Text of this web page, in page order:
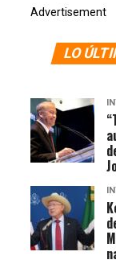
Advertisement
LO